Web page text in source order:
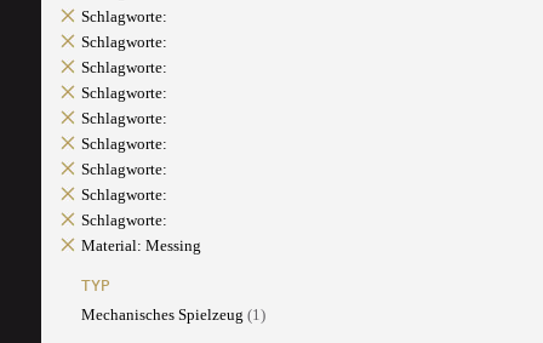
Schlagworte:
Schlagworte:
Schlagworte:
Schlagworte:
Schlagworte:
Schlagworte:
Schlagworte:
Schlagworte:
Schlagworte:
Material: Messing
TYP
Mechanisches Spielzeug (1)